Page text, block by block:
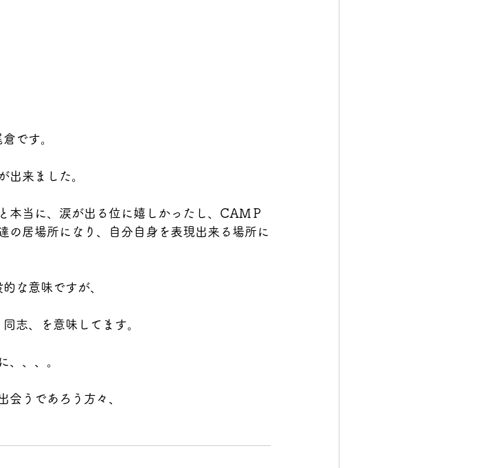
です。
出来ました。
本当に、涙が出る位に嬉しかったし、CAMＰ
の居場所になり、自分自身を表現出来る場所に
な意味ですが、
志、を意味してます。
、、、。
会うであろう方々、